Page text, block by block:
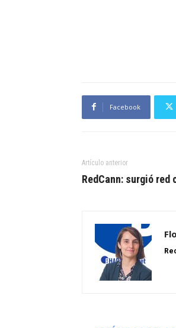
Facebook
Artículo anterior
RedCann: surgió red